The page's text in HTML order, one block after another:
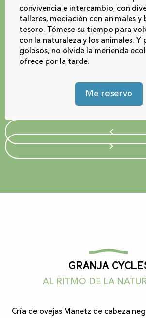
convivencia e intercambio, con
talleres, mediación con animales y
tesoro. Tómese su tiempo para
con la naturaleza y los animales. Y
golosos, no olvide la merienda
ofrece por la tarde.
Me reservo
Granja
AL RITMO DE LA
Cría de ovejas Manetz de cabeza